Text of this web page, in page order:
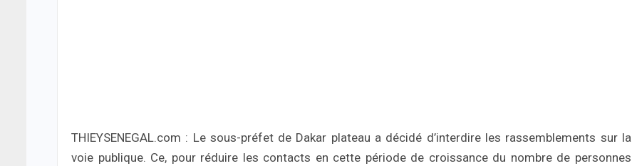
THIEYSENEGAL.com : Le sous-préfet de Dakar plateau a décidé d’interdire les rassemblements sur la
voie publique. Ce, pour réduire les contacts en cette période de croissance du nombre de personnes